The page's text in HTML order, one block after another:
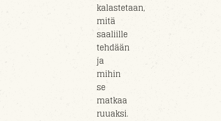
kalastetaan,
mitä
saaliille
tehdään
ja
mihin
se
matkaa
ruuaksi.